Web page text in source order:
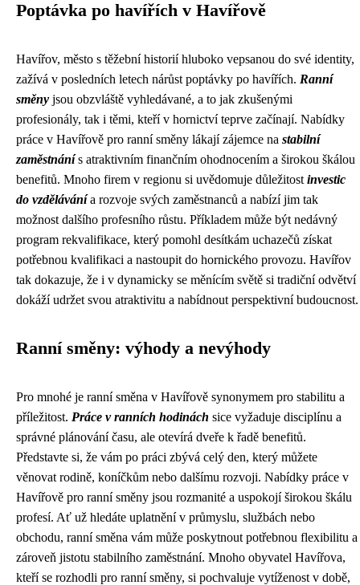
Poptávka po havířích v Havířově
Havířov, město s těžební historií hluboko vepsanou do své identity,
zažívá v posledních letech nárůst poptávky po havířích. Ranní
směny jsou obzvláště vyhledávané, a to jak zkušenými
profesionály, tak i těmi, kteří v hornictví teprve začínají. Nabídky
práce v Havířově pro ranní směny lákají zájemce na stabilní
zaměstnánís atraktivním finančním ohodnocením a širokou škálou
benefitů. Mnoho firem v regionu si uvědomuje důležitost investic
do vzdělávánía rozvoje svých zaměstnanců a nabízí jim tak
možnost dalšího profesního růstu. Příkladem může být nedávný
program rekvalifikace, který pomohl desítkám uchazečů získat
potřebnou kvalifikaci a nastoupit do hornického provozu. Havířov
tak dokazuje, že i v dynamicky se měnícím světě si tradiční odvětví
dokáží udržet svou atraktivitu a nabídnout perspektivní budoucnost.
Ranní směny: výhody a nevýhody
Pro mnohé je ranní směna v Havířově synonymem pro stabilitu a
příležitost. Práce v ranních hodinách sice vyžaduje disciplínu a
správné plánování času, ale otevírá dveře k řadě benefitů.
Představte si, že vám po práci zbývá celý den, který můžete
věnovat rodině, koníčkům nebo dalšímu rozvoji. Nabídky práce v
Havířově pro ranní směny jsou rozmanité a uspokojí širokou škálu
profesí. Ať už hledáte uplatnění v průmyslu, službách nebo
obchodu, ranní směna vám může poskytnout potřebnou flexibilitu a
zároveň jistotu stabilního zaměstnání. Mnoho obyvatel Havířova,
kteří se rozhodli pro ranní směny, si pochvaluje vytíženost v době,